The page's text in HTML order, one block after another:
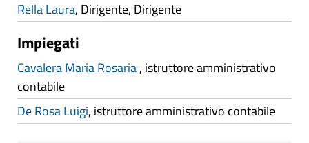
Rella Laura, Dirigente, Dirigente
Impiegati
Cavalera Maria Rosaria, istruttore amministrativo
contabile
De Rosa Luigi, istruttore amministrativo contabile